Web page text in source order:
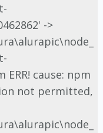
->
cause: npm
not permitted,